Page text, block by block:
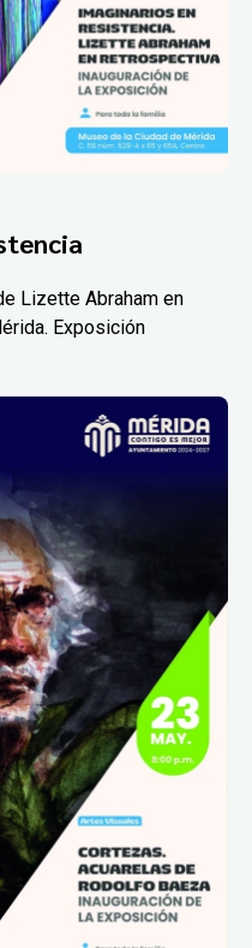
Lizette Abraham en
Exposición